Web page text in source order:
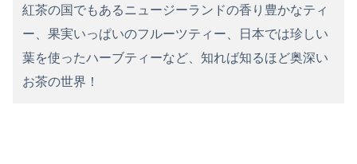
紅茶の国でもあるニュージーランドの香り豊かなティ
ー、果実いっぱいのフルーツティー、日本では珍しい
葉を使ったハーブティーなど、知れば知るほど奥深い
お茶の世界！